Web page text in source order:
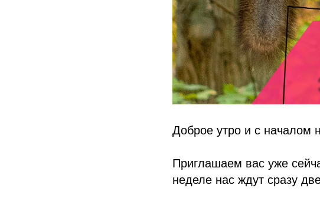
Доброе утро и с началом
Приглашаем вас уже
неделе нас ждут сразу